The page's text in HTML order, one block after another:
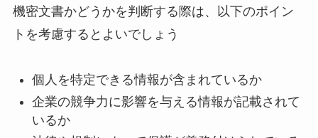
機密文書かどうかを判断する際は、以下のポイン
トを考慮するとよいでしょう
個人を特定できる情報が含まれているか
企業の競争力に影響を与える情報が記載されて
いるか